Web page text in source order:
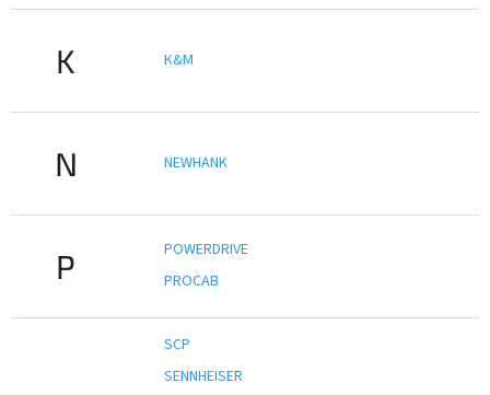
K K&M
N NEWHANK
P
POWERDRIVE
PROCAB
SCP
SENNHEISER